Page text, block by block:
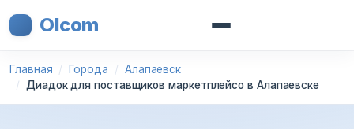
Olcom
Главная Города
Алапаевск
Диадок для поставщиков маркетплейсо в Алапаевске